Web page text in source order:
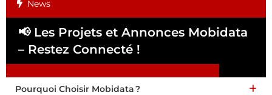
News
📢 Les Projets et Annonces Mobidata
– Restez Connecté !
Pourquoi Choisir Mobidata ?